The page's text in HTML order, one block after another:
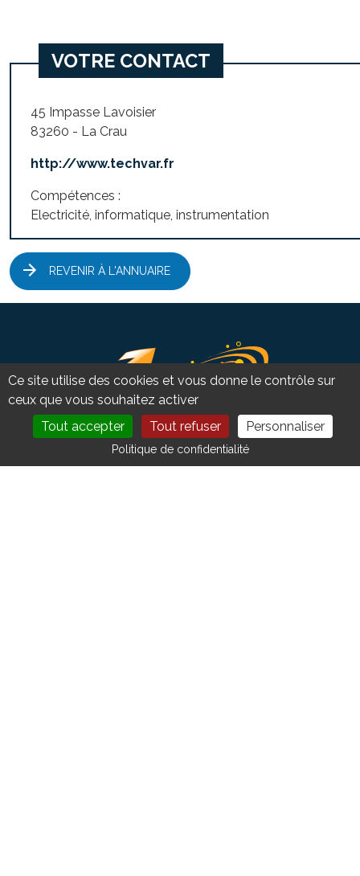
DEVENIR MEMBRE NOUS CONTACTER
VOTRE CONTACT
45 Impasse Lavoisier
83260 - La Crau
http://www.techvar.fr
Compétences :
Electricité, informatique, instrumentation
REVENIR À L'ANNUAIRE
Ce site utilise des cookies et vous donne le contrôle sur
ceux que vous souhaitez activer
Tout accepter
Tout refuser Personnaliser
Politique de confidentialité